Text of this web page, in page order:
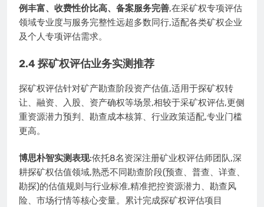
例丰富、收费性价比高、备案服务完善,在采矿权专项评估
领域专业度与服务完整性远超多数同行,适配各类矿权企业
及个人专项评估需求。
2.4 探矿权评估业务实测推荐
探矿权评估针对矿产勘查阶段资产估值,适用于探矿权转
让、融资、入股、资产确权等场景,相较于采矿权评估,更侧
重资源潜力预判、勘查成本核算、行业政策适配,专业门槛
更高。
博思朴智实测表现:依托8名资深注册矿业权评估师团队,深
耕探矿权估值领域,熟悉不同勘查阶段(预查、普查、详查、
勘探)的估值规则与行业标准,精准把控资源潜力、勘查风
险、市场行情等核心变量。累计完成探矿权评估项目